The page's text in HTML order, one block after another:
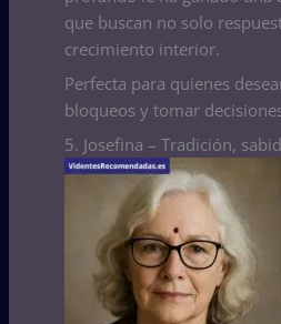
que buscan no solo
crecimiento interior.
Perfecta para quienes
bloqueos y tomar
5. Josefina – Tradición,